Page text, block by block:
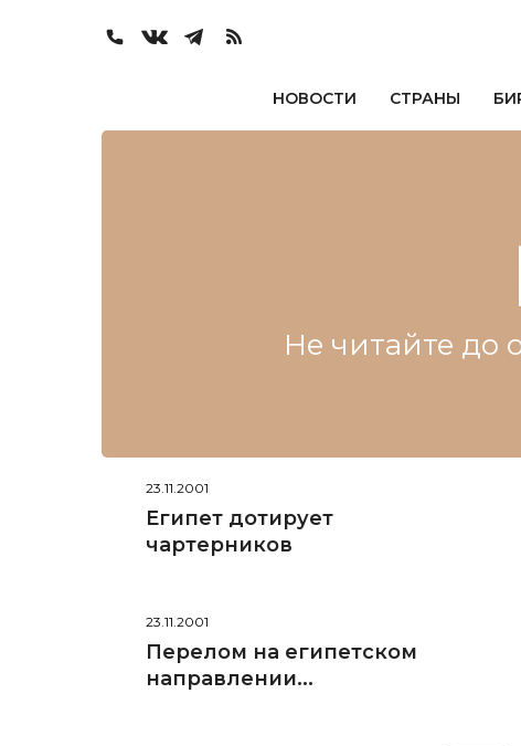
НОВОСТИ СТРАНЫ
Не читайте до
23.11.2001
Египет дотирует
чартерников
23.11.2001
Перелом на египетском
направлении...